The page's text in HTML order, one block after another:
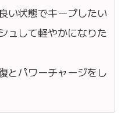
い状態でキープしたい
ュして軽やかになりた
とパワーチャージをし